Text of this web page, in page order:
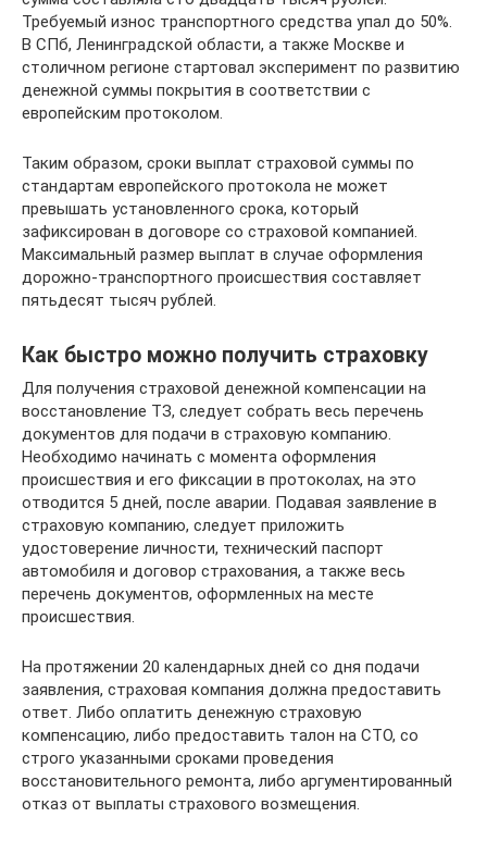
Требуемый износ транспортного средства упал до 50%.
В СПб, Ленинградской области, а также Москве и
столичном регионе стартовал эксперимент по развитию
денежной суммы покрытия в соответствии с
европейским протоколом.
Таким образом, сроки выплат страховой суммы по
стандартам европейского протокола не может
превышать установленного срока, который
зафиксирован в договоре со страховой компанией.
Максимальный размер выплат в случае оформления
дорожно-транспортного происшествия составляет
пятьдесят тысяч рублей.
Как быстро можно получить страховку
Для получения страховой денежной компенсации на
восстановление ТЗ, следует собрать весь перечень
документов для подачи в страховую компанию.
Необходимо начинать с момента оформления
происшествия и его фиксации в протоколах, на это
отводится 5 дней, после аварии. Подавая заявление в
страховую компанию, следует приложить
удостоверение личности, технический паспорт
автомобиля и договор страхования, а также весь
перечень документов, оформленных на месте
происшествия.
На протяжении 20 календарных дней со дня подачи
заявления, страховая компания должна предоставить
ответ. Либо оплатить денежную страховую
компенсацию, либо предоставить талон на СТО, со
строго указанными сроками проведения
восстановительного ремонта, либо аргументированный
отказ от выплаты страхового возмещения.